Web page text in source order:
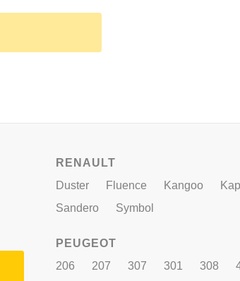
RENAULT
Duster
Fluence Kangoo
Sandero
Symbol
PEUGEOT
206
207 307 301 308